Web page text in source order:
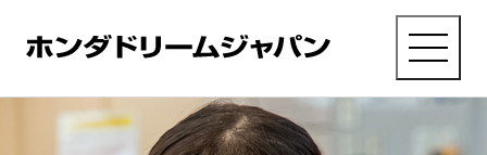
採用TOPに戻る
MENU